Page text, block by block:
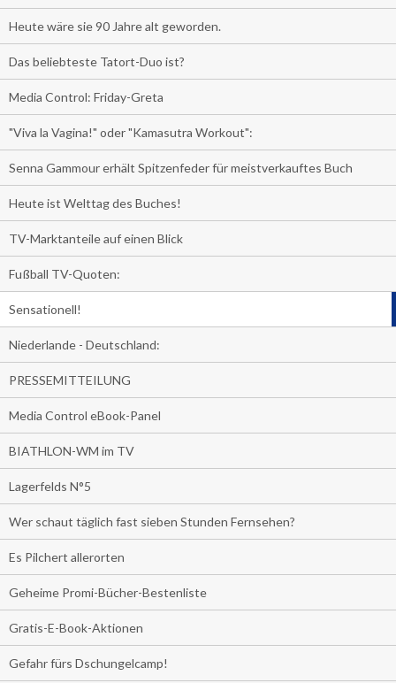
Heute wäre sie 90 Jahre alt geworden.
Das beliebteste Tatort-Duo ist?
Media Control: Friday-Greta
"Viva la Vagina!" oder "Kamasutra Workout":
Senna Gammour erhält Spitzenfeder für meistverkauftes Buch
Heute ist Welttag des Buches!
TV-Marktanteile auf einen Blick
Fußball TV-Quoten:
Sensationell!
Niederlande - Deutschland:
PRESSEMITTEILUNG
Media Control eBook-Panel
BIATHLON-WM im TV
Lagerfelds N°5
Wer schaut täglich fast sieben Stunden Fernsehen?
Es Pilchert allerorten
Geheime Promi-Bücher-Bestenliste
Gratis-E-Book-Aktionen
Gefahr fürs Dschungelcamp!